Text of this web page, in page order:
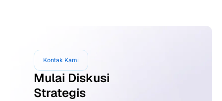
Kontak Kami
Mulai Diskusi
Strategis